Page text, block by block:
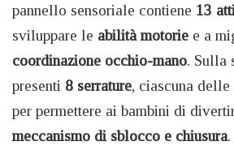
pannello sensoriale contiene 13
sviluppare le abilità motorie e a
coordinazione occhio-mano. Sulla
presenti 8 serrature, ciascuna
per permettere ai bambini di
meccanismo di sblocco e chiusura.